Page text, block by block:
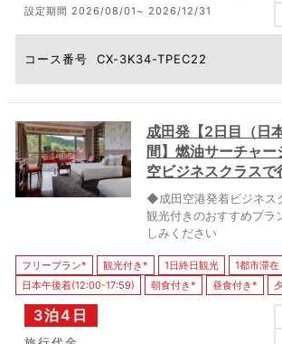
コース番号 CX-3K34-TPEC22
設定期間 2026/08/01 2026/12/31
成田発【2日目（日
間】燃油サーチャ
空ビジネスクラス
◆成田空港発着ビジネス
観光付きのおすすめプラ
しみください
フリープラン* 観光付き* 1日終日観光 1都市滞在
日本午後着(12:00-17:59)
朝食付き* 昼食付き*
3泊4日